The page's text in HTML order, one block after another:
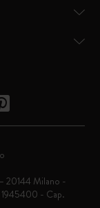
20144 Milano -
- Cap.